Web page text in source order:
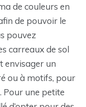
de couleurs en
de pouvoir le
pouvez
carreaux de sol
envisager un
ou à motifs, pour
Pour une petite